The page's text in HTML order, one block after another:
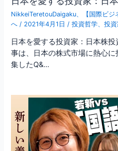
NikkeiTeretouDaigaku
【国際ビ
へ / 2021年4月1日 /投資哲学 、投資
日本を愛する投資家：日本株
事は、日本の株式市場に熱心
集したQ&…